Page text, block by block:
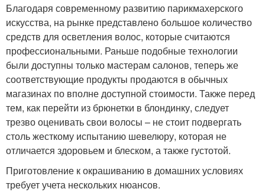
Благодаря современному развитию парикмахерского
искусства, на рынке представлено большое количество
средств для осветления волос, которые считаются
профессиональными. Раньше подобные технологии
были доступны только мастерам салонов, теперь же
соответствующие продукты продаются в обычных
магазинах по вполне доступной стоимости. Также перед
тем, как перейти из брюнетки в блондинку, следует
трезво оценивать свои волосы – не стоит подвергать
столь жесткому испытанию шевелюру, которая не
отличается здоровьем и блеском, а также густотой.
Приготовление к окрашиванию в домашних условиях
требует учета нескольких нюансов.